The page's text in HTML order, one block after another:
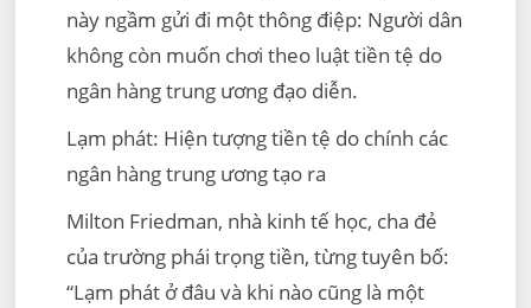
này ngầm gửi đi một thông điệp: Người dân
không còn muốn chơi theo luật tiền tệ do
ngân hàng trung ương đạo diễn.
Lạm phát: Hiện tượng tiền tệ do chính các
ngân hàng trung ương tạo ra
Milton Friedman, nhà kinh tế học, cha đẻ
của trường phái trọng tiền, từng tuyên bố:
“Lạm phát ở đâu và khi nào cũng là một